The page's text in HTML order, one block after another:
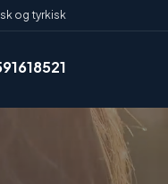
og tyrkisk